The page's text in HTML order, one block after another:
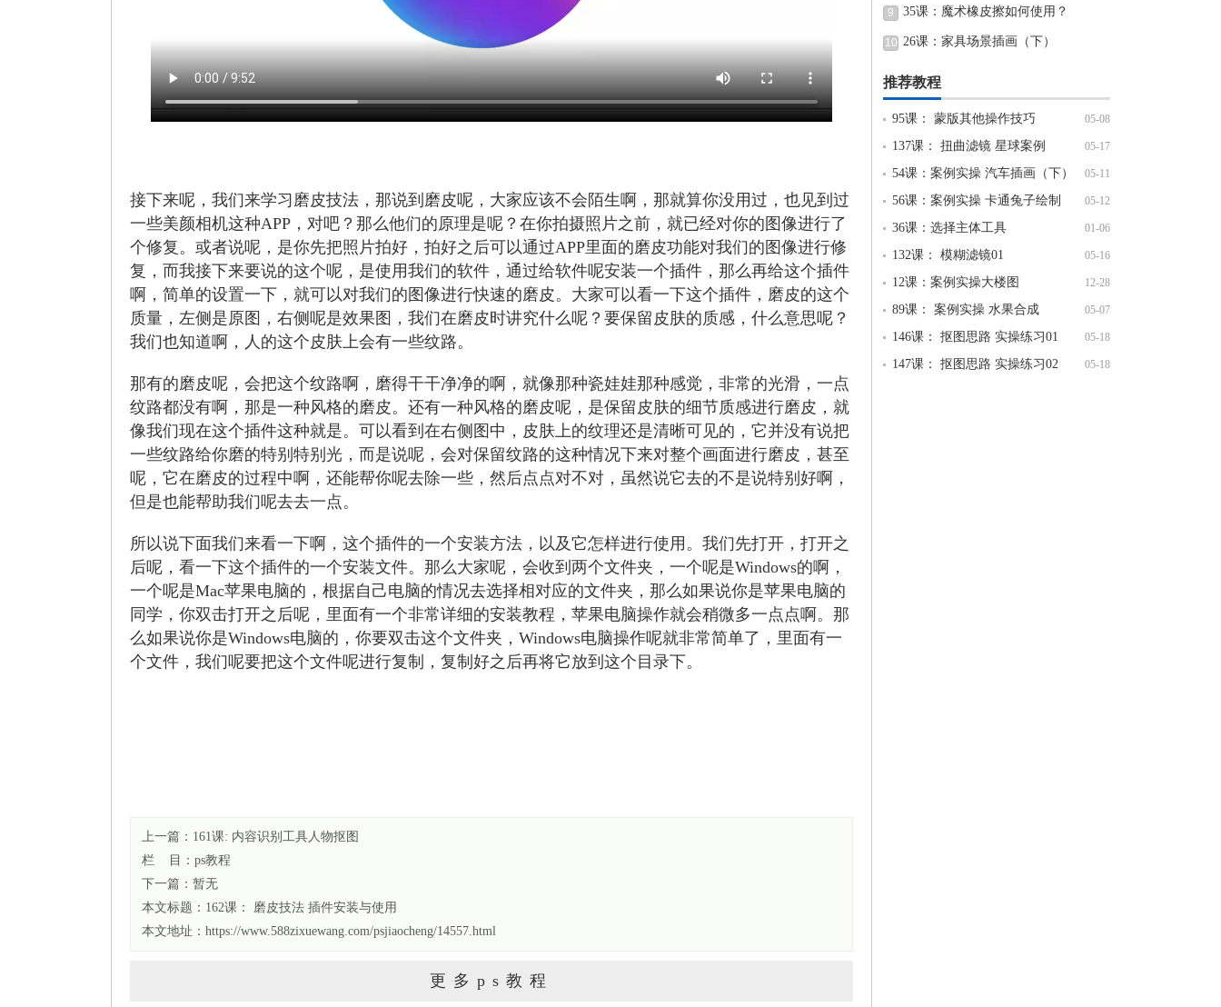
接下来呢，我们来学习磨皮技法，那说到磨皮呢，大家应该不会陌生啊，那就算你没用过，也见到过
一些美颜相机这种APP，对吧？那么他们的原理是呢？在你拍摄照片之前，就已经对你的图像进行了
个修复。或者说呢，是你先把照片拍好，拍好之后可以通过APP里面的磨皮功能对我们的图像进行修
复，而我接下来要说的这个呢，是使用我们的软件，通过给软件呢安装一个插件，那么再给这个插件
啊，简单的设置一下，就可以对我们的图像进行快速的磨皮。大家可以看一下这个插件，磨皮的这个
质量，左侧是原图，右侧呢是效果图，我们在磨皮时讲究什么呢？要保留皮肤的质感，什么意思呢？
我们也知道啊，人的这个皮肤上会有一些纹路。
那有的磨皮呢，会把这个纹路啊，磨得干干净净的啊，就像那种瓷娃娃那种感觉，非常的光滑，一点
纹路都没有啊，那是一种风格的磨皮。还有一种风格的磨皮呢，是保留皮肤的细节质感进行磨皮，就
像我们现在这个插件这种就是。可以看到在右侧图中，皮肤上的纹理还是清晰可见的，它并没有说把
一些纹路给你磨的特别特别光，而是说呢，会对保留纹路的这种情况下来对整个画面进行磨皮，甚至
呢，它在磨皮的过程中啊，还能帮你呢去除一些，然后点点对不对，虽然说它去的不是说特别好啊，
但是也能帮助我们呢去去一点。
所以说下面我们来看一下啊，这个插件的一个安装方法，以及它怎样进行使用。我们先打开，打开之
后呢，看一下这个插件的一个安装文件。那么大家呢，会收到两个文件夹，一个呢是Windows的啊，
一个呢是Mac苹果电脑的，根据自己电脑的情况去选择相对应的文件夹，那么如果说你是苹果电脑的
同学，你双击打开之后呢，里面有一个非常详细的安装教程，苹果电脑操作就会稍微多一点点啊。那
么如果说你是Windows电脑的，你要双击这个文件夹，Windows电脑操作呢就非常简单了，里面有一
个文件，我们呢要把这个文件呢进行复制，复制好之后再将它放到这个目录下。
上一篇：161课: 内容识别工具人物抠图
栏 目： ps教程
下一篇：暂无
本文标题： 162课： 磨皮技法 插件安装与使用
本文地址：https://www.588zixuewang.com/psjiaocheng/14557.html
更多ps教程
9 35课：魔术橡皮擦如何使用？
10 26课：家具场景插画（下）
推荐教程
05-08
95课： 蒙版其他操作技巧
05-17
137课： 扭曲滤镜 星球案例
05-11
54课：案例实操 汽车插画（下）
05-12
56课：案例实操 卡通兔子绘制
01-06
36课：选择主体工具
05-16
132课： 模糊滤镜01
12-28
12课：案例实操大楼图
05-07
89课： 案例实操 水果合成
05-18
146课： 抠图思路 实操练习01
05-18
147课： 抠图思路 实操练习02